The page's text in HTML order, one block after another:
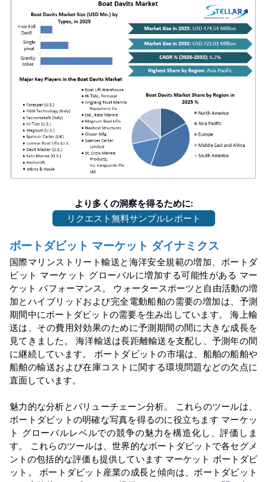
より多くの洞察を得るために:
リクエスト無料サンプルレポート
ボートダビット マーケット ダイナミクス
国際マリンストリート輸送と海洋安全規範の増加、ボートダ
ビット マーケット グローバルに増加する可能性がある マー
ケット パフォーマンス。 ウォータースポーツと自由活動の増
加とハイブリッドおよび完全電動船舶の需要の増加は、予測
期間中にボートダビットの需要を生み出しています。 海上輸
送は、その費用対効果のために予測期間の間に大きな成長を
見てきました。 海洋輸送は長距離輸送を支配し、予測年の間
に継続しています。 ボートダビットの市場は、船舶の船舶や
船舶の輸送および在庫コストに関する環境問題などの欠点に
直面しています。
魅力的な分析とバリューチェーン分析。 これらのツールは、
ボートダビットの明確な写真を得るのに役立ちます マーケッ
ト グローバルレベルでの競争の魅力を構造化し、評価しま
す。 これらのツールは、世界的なボートダビットで各セグメ
ントの包括的な評価も提供しています マーケット ボートダビ
ット。 ボートダビット産業の成長と傾向は、ボートダビット